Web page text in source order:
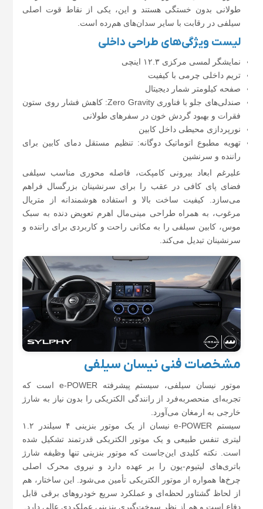
طولانی بدون خستگی هستند و این، یکی از نقاط قوت اصلی
سیلفی در رقابت با سایر سدان‌های هم‌رده است.
لیست ویژگی‌های طراحی داخلی
نمایشگر لمسی مرکزی ۱۲.۳ اینچی
تریم داخلی چرمی با کیفیت
صفحه کیلومتر شمار دیجیتال
صندلی‌های جلو با فناوری Zero Gravity: کاهش فشار روی ستون
فقرات و بهبود گردش خون در سفرهای طولانی
نورپردازی محیطی داخل کابین
تهویه مطبوع اتوماتیک دوگانه: تنظیم مستقل دمای کابین برای
راننده و سرنشین
علیرغم ابعاد بیرونی کامپکت، فاصله محوری مناسب سیلفی
فضای پای کافی در عقب را برای سرنشینان بزرگسال فراهم
می‌سازد. کیفیت ساخت بالا و استفاده هوشمندانه از متریال
مرغوب، به همراه طراحی مینی‌مال اهرم تعویض دنده به سبک
موس، کابین سیلفی را به مکانی راحت و کاربردی برای راننده و
سرنشینان تبدیل می‌کند.
مشخصات فنی نیسان سیلفی
موتور نیسان سیلفی، سیستم پیشرفته e-POWER است که
تجربه‌ای منحصربه‌فرد از رانندگی الکتریکی را بدون نیاز به شارژ
خارجی به ارمغان می‌آورد.
سیستم e-POWER نیسان از یک موتور بنزینی ۴ سیلندر ۱.۲
لیتری تنفس طبیعی و یک موتور الکتریکی قدرتمند تشکیل شده
است. نکته کلیدی این‌جاست که موتور بنزینی تنها وظیفه شارژ
باتری‌های لیتیوم-یون را بر عهده دارد و نیروی محرک اصلی
چرخ‌ها همواره از موتور الکتریکی تأمین می‌شود. این ساختار، هم
از لحاظ گشتاور لحظه‌ای و عملکرد سریع خودروهای برقی قابل
دفاع است و هم از نظر سوخت‌گیری بنزینی عملکردی عالی دارد.